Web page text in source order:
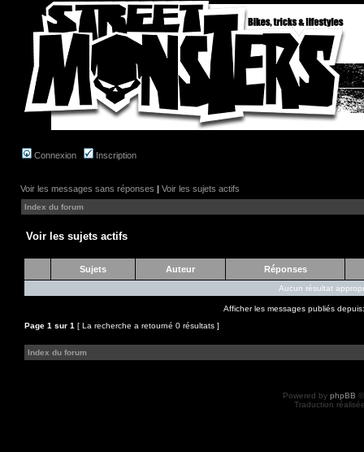
Connexion Inscription
Voir les messages sans réponses | Voir les sujets actifs
Index du forum
Voir les sujets actifs
Sujets Auteur Réponses
Aucun résultat
Afficher les messages publiés depuis:
Page 1 sur 1 [ La recherche a retourné 0 résultats ]
Index du forum
Powered by phpBB
Traduction